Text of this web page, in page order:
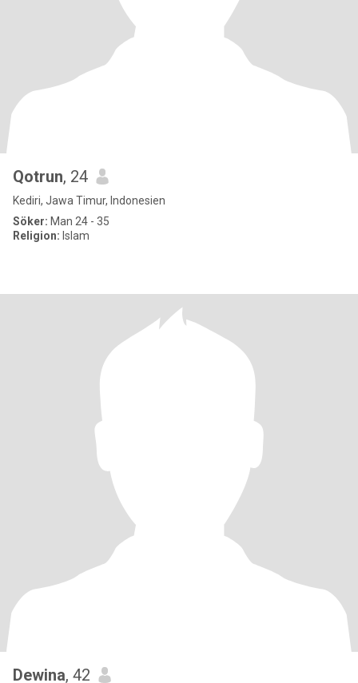
Qotrun, 24
Kediri, Jawa Timur, Indonesien
Söker: Man 24 - 35
Religion: Islam
Dewina, 42